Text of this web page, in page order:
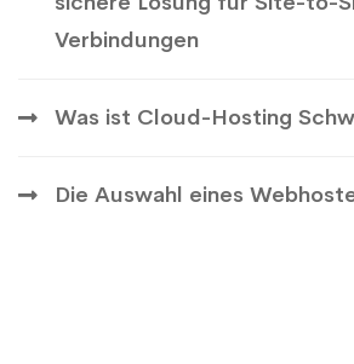
Verbindungen
Was ist Cloud-Hosting
Die Auswahl eines